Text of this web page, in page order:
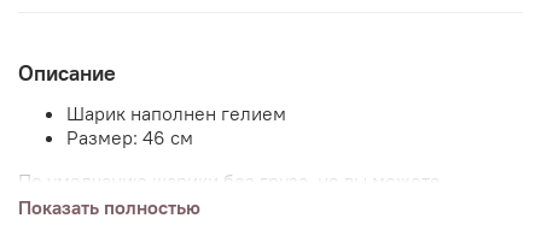
Описание
Шарик наполнен гелием
Размер: 46 см
По умолчанию шарики без груза, но вы можете
добавить груз (или несколько) к заказу указав в
Показать полностью